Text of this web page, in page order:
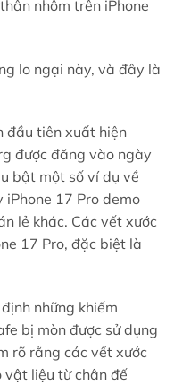
nhôm trên iPhone
lo ngại này, và đây là
đầu tiên xuất hiện
được đăng vào ngày
bật một số ví dụ về
17 Pro demo
lẻ khác. Các vết xước
17 Pro, đặc biệt là
những khiếm
bị mòn được sử dụng
rõ rằng các vết xước
vật liệu từ chân đế